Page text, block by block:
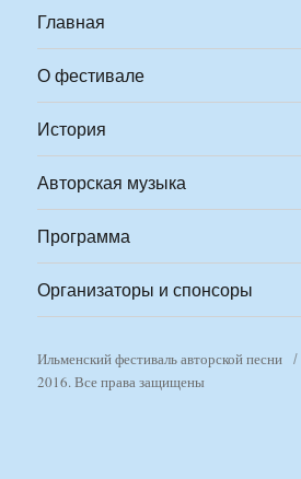
Главная
О фестивале
История
Авторская музыка
Программа
Организаторы и спонсоры
Ильменский фестиваль авторской песни
2016. Все права защищены